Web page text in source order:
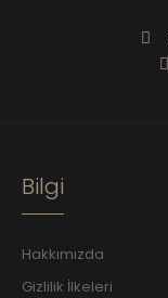
Bilgi
Hakkımızda
Gizlilik İlkeleri